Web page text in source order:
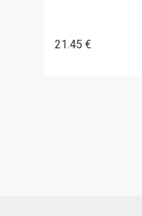
21.45 €